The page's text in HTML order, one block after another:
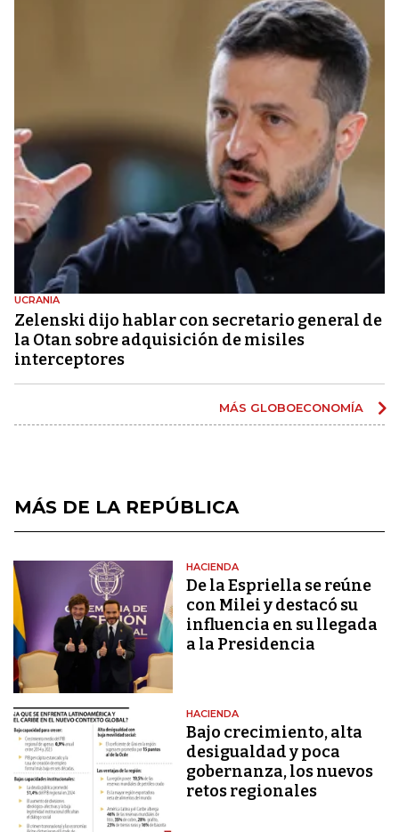
UCRANIA
Zelenski dijo hablar con secretario general de
la Otan sobre adquisición de misiles
interceptores
MÁS GLOBOECONOMÍA
MÁS DE LA REPÚBLICA
HACIENDA
De la Espriella se reúne
con Milei y destacó su
influencia en su llegada
a la Presidencia
HACIENDA
Bajo crecimiento, alta
desigualdad y poca
gobernanza, los nuevos
retos regionales